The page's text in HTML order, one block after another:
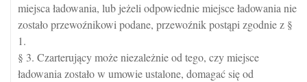
miejsca ładowania, lub jeżeli odpowiednie miejsce ładowania nie
zostało przewoźnikowi podane, przewoźnik postąpi zgodnie z §
1.
§ 3. Czarterujący może niezależnie od tego, czy miejsce
ładowania zostało w umowie ustalone, domagać się od